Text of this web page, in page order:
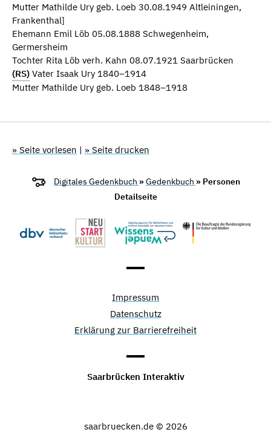
Mutter Mathilde Ury geb. Loeb 30.08.1949 Altleiningen,
Frankenthal]
Ehemann Emil Löb 05.08.1888 Schwegenheim,
Germersheim
Tochter Rita Löb verh. Kahn 08.07.1921 Saarbrücken
(RS) Vater Isaak Ury 1840–1914
Mutter Mathilde Ury geb. Loeb 1848–1918
» Seite vorlesen | » Seite drucken
Digitales Gedenkbuch »Gedenkbuch » Personen
Detailseite
Impressum
Datenschutz
Erklärung zur Barrierefreiheit
Saarbrücken Interaktiv
saarbruecken.de © 2026